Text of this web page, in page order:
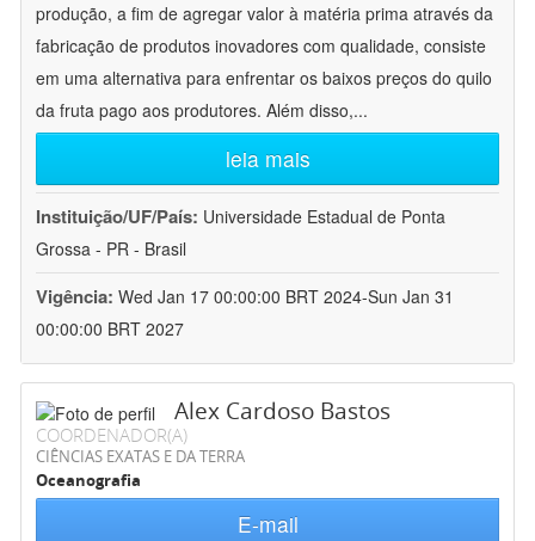
produção, a fim de agregar valor à matéria prima através da
fabricação de produtos inovadores com qualidade, consiste
em uma alternativa para enfrentar os baixos preços do quilo
da fruta pago aos produtores. Além disso,...
leia mais
Instituição/UF/País: Universidade Estadual de Ponta
Grossa - PR - Brasil
Vigência: Wed Jan 17 00:00:00 BRT 2024-Sun Jan 31
00:00:00 BRT 2027
Alex Cardoso Bastos
COORDENADOR(A)
CIÊNCIAS EXATAS E DA TERRA
Oceanografia
E-mail